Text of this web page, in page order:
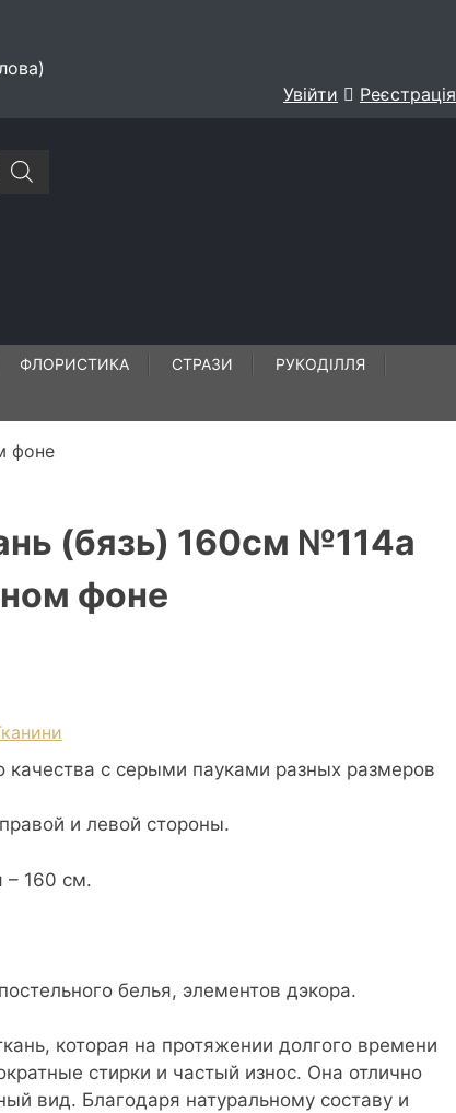
Увійти
Реєстрація
ФЛОРИСТИКА СТРАЗИ РУКОДІЛЛЯ
фоне
(бязь) 160см №114а
фоне
с серыми пауками разных размеров
и левой стороны.
– 160 см.
белья, элементов дэкора.
которая на протяжении долгого времени
стирки и частый износ. Она отлично
вид. Благодаря натуральному составу и